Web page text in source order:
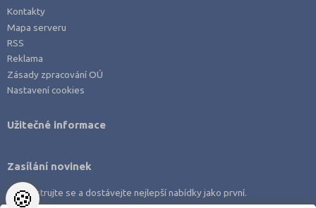
Kontakty
Mapa serveru
RSS
Reklama
Zásady zpracování OÚ
Nastavení cookies
Užitečné informace
Zasílání novinek
Zaregistrujte se a dostávejte nejlepší nabídky jako první.
🍪